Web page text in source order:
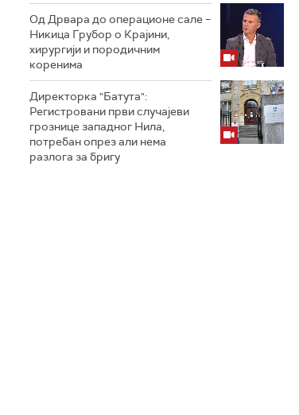
Од Дрвара до операционе сале –
Никица Грубор о Крајини,
хирургији и породичним
коренима
Директорка "Батута":
Регистровани први случајеви
грознице западног Нила,
потребан опрез али нема
разлога за бригу